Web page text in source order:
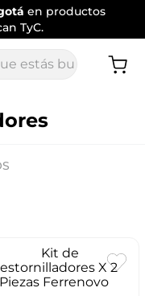
en productos
TyC.
buscando